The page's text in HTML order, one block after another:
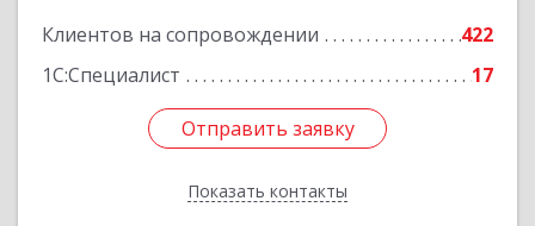
Клиентов на сопровождении
422
1С:Специалист
17
Отправить заявку
Показать контакты
Отправить заявку
Назад